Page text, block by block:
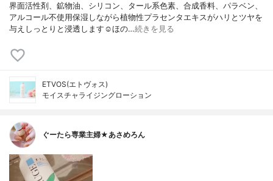
界面活性剤、鉱物油、シリコン、タール系色素、合成香料、パラベン、
アルコール不使用保湿しながら植物性プラセンタエキスがハリとツヤを
与えしっとりと浸透します☺︎ほの…続きを見る
ETVOS(エトヴォス)
モイスチャライジングローション
ぐーたら専業主婦★あさめろん